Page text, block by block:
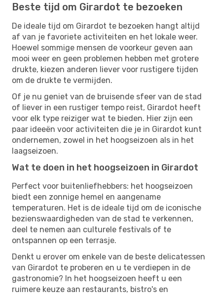
Beste tijd om Girardot te bezoeken
De ideale tijd om Girardot te bezoeken hangt altijd
af van je favoriete activiteiten en het lokale weer.
Hoewel sommige mensen de voorkeur geven aan
mooi weer en geen problemen hebben met grotere
drukte, kiezen anderen liever voor rustigere tijden
om de drukte te vermijden.
Of je nu geniet van de bruisende sfeer van de stad
of liever in een rustiger tempo reist, Girardot heeft
voor elk type reiziger wat te bieden. Hier zijn een
paar ideeën voor activiteiten die je in Girardot kunt
ondernemen, zowel in het hoogseizoen als in het
laagseizoen.
Wat te doen in het hoogseizoen in Girardot
Perfect voor buitenliefhebbers: het hoogseizoen
biedt een zonnige hemel en aangename
temperaturen. Het is de ideale tijd om de iconische
bezienswaardigheden van de stad te verkennen,
deel te nemen aan culturele festivals of te
ontspannen op een terrasje.
Denkt u erover om enkele van de beste delicatessen
van Girardot te proberen en u te verdiepen in de
gastronomie? In het hoogseizoen heeft u een
ruimere keuze aan restaurants, bistro's en